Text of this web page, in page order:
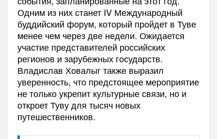
Одним из них станет IV Международный
буддийский форум, который пройдет в Туве
менее чем через две недели. Ожидается
участие представителей российских
регионов и зарубежных государств.
Владислав Ховалыг также выразил
уверенность, что предстоящее мероприятие
не только укрепит культурные связи, но и
откроет Туву для тысяч новых
путешественников.